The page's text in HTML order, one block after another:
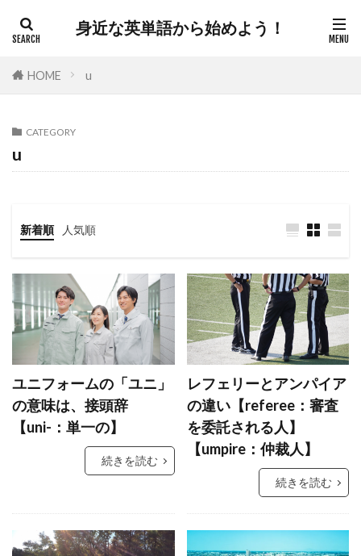
身近な英単語から始めよう！
HOME u
CATEGORY
u
新着順 人気順
ユニフォームの「ユニ」
の意味は、接頭辞
【uni-：単一の】
続きを読む
レフェリーとアンパイア
の違い【referee：審査
を委託される人】
【umpire：仲裁人】
続きを読む